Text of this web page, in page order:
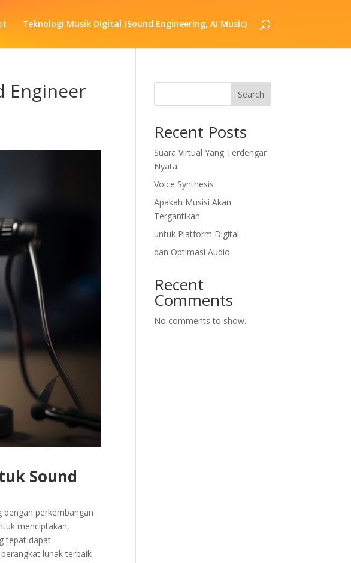
Teknologi Musik Digital (Sound Engineering, AI Music)
Engineer
Sound
perkembangan
menciptakan,
tepat dapat
lunak terbaik
Search
Recent Posts
Suara Virtual Yang Terdengar
Nyata
Voice Synthesis
Apakah Musisi Akan
Tergantikan
untuk Platform Digital
dan Optimasi Audio
Recent
Comments
No comments to show.